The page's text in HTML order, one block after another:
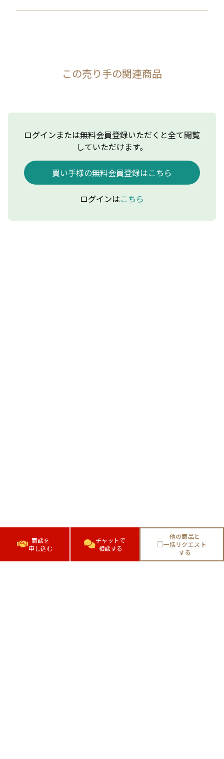
この売り手の関連商品
ログインまたは無料会員登録いただくと全て閲覧
していただけます。
買い手様の無料会員登録はこちら
ログインはこちら
商談を
申し込む
チャットで
相談する
他の商品と
一括リクエスト
する